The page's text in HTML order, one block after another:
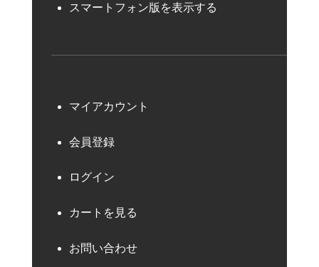
スマートフォン版を表示する
マイアカウント
会員登録
ログイン
カートを見る
お問い合わせ